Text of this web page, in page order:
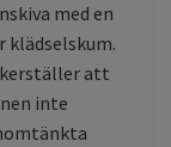
med en
klädselskum.
att
inte